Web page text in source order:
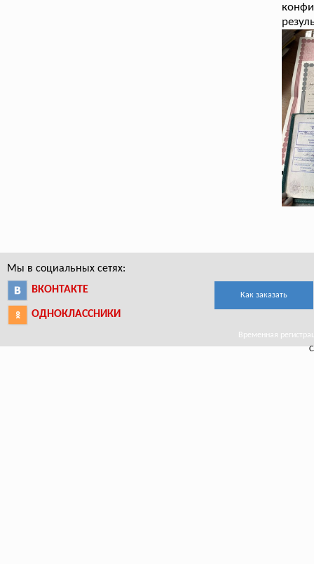
Мы в социальных сетях:
ВКОНТАКТЕ
ОДНОКЛАССНИКИ
Как заказать
Временная